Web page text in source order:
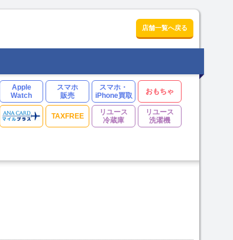
店舗一覧へ戻る
Apple
Watch
スマホ
販売
スマホ・
iPhone買取
おもちゃ
TAXFREE
リユース
冷蔵庫
リユース
洗濯機